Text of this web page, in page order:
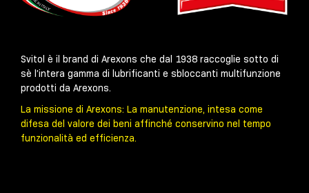
Svitol è il brand di Arexons che dal 1938 raccoglie sotto di
sè l’intera gamma di lubrificanti e sbloccanti multifunzione
prodotti da Arexons.
La missione di Arexons: La manutenzione, intesa come
difesa del valore dei beni affinché conservino nel tempo
funzionalità ed efficienza.